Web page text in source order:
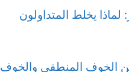
لماذا يخلط المتداولون
الخوف المنطقي والخوف